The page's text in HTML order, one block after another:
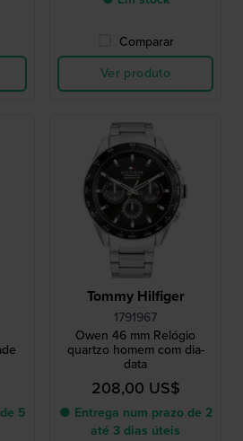
Comparar
Ver produto
5
Tommy Hilfiger
1791967
Owen 46 mm Relógio
quartzo homem com dia-
data
208,00 US$
● Entrega num prazo de 2
até 3 dias úteis